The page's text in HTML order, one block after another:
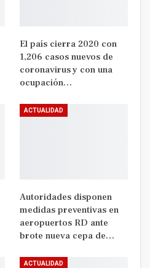
El país cierra 2020 con
1,206 casos nuevos de
coronavirus y con una
ocupación…
ACTUALIDAD
Autoridades disponen
medidas preventivas en
aeropuertos RD ante
brote nueva cepa de…
ACTUALIDAD